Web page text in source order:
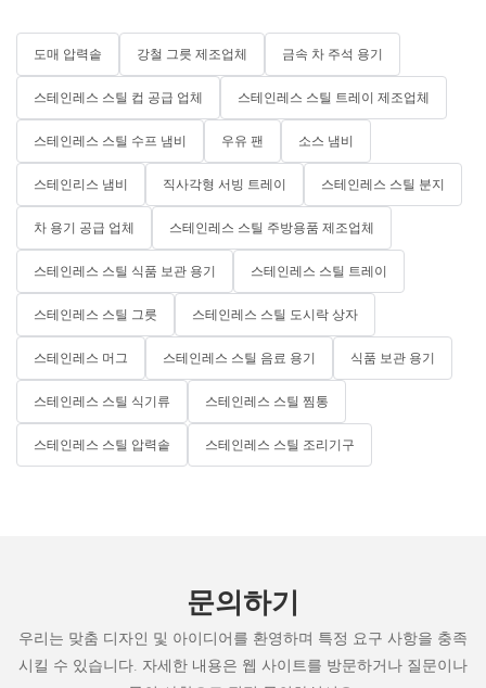
도매 압력솥 강철 그릇 제조업체 금속 차 주석 용기
스테인레스 스틸 컵 공급 업체 스테인레스 스틸 트레이 제조업체
스테인레스 스틸 수프 냄비 우유 팬 소스 냄비
스테인리스 냄비 직사각형 서빙 트레이 스테인레스 스틸 분지
차 용기 공급 업체 스테인레스 스틸 주방용품 제조업체
스테인레스 스틸 식품 보관 용기 스테인레스 스틸 트레이
스테인레스 스틸 그릇 스테인레스 스틸 도시락 상자
스테인레스 머그 스테인레스 스틸 음료 용기 식품 보관 용기
스테인레스 스틸 식기류 스테인레스 스틸 찜통
스테인레스 스틸 압력솥 스테인레스 스틸 조리기구
문의하기
우리는 맞춤 디자인 및 아이디어를 환영하며 특정 요구 사항을 충족
시킬 수 있습니다. 자세한 내용은 웹 사이트를 방문하거나 질문이나